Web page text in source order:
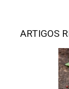
ARTIGOS